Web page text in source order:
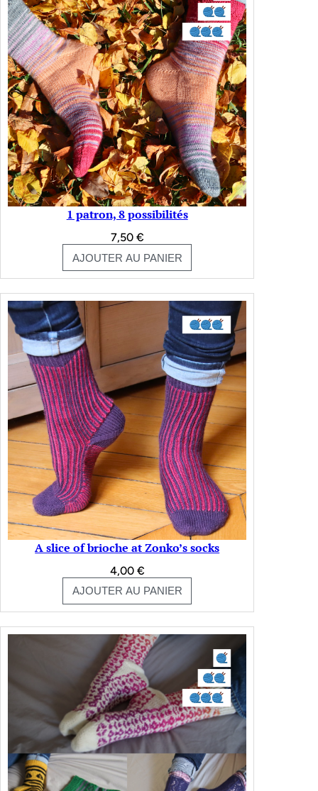
1 patron, 8 possibilités
7,50 €
AJOUTER AU PANIER
A slice of brioche at Zonko’s socks
4,00 €
AJOUTER AU PANIER